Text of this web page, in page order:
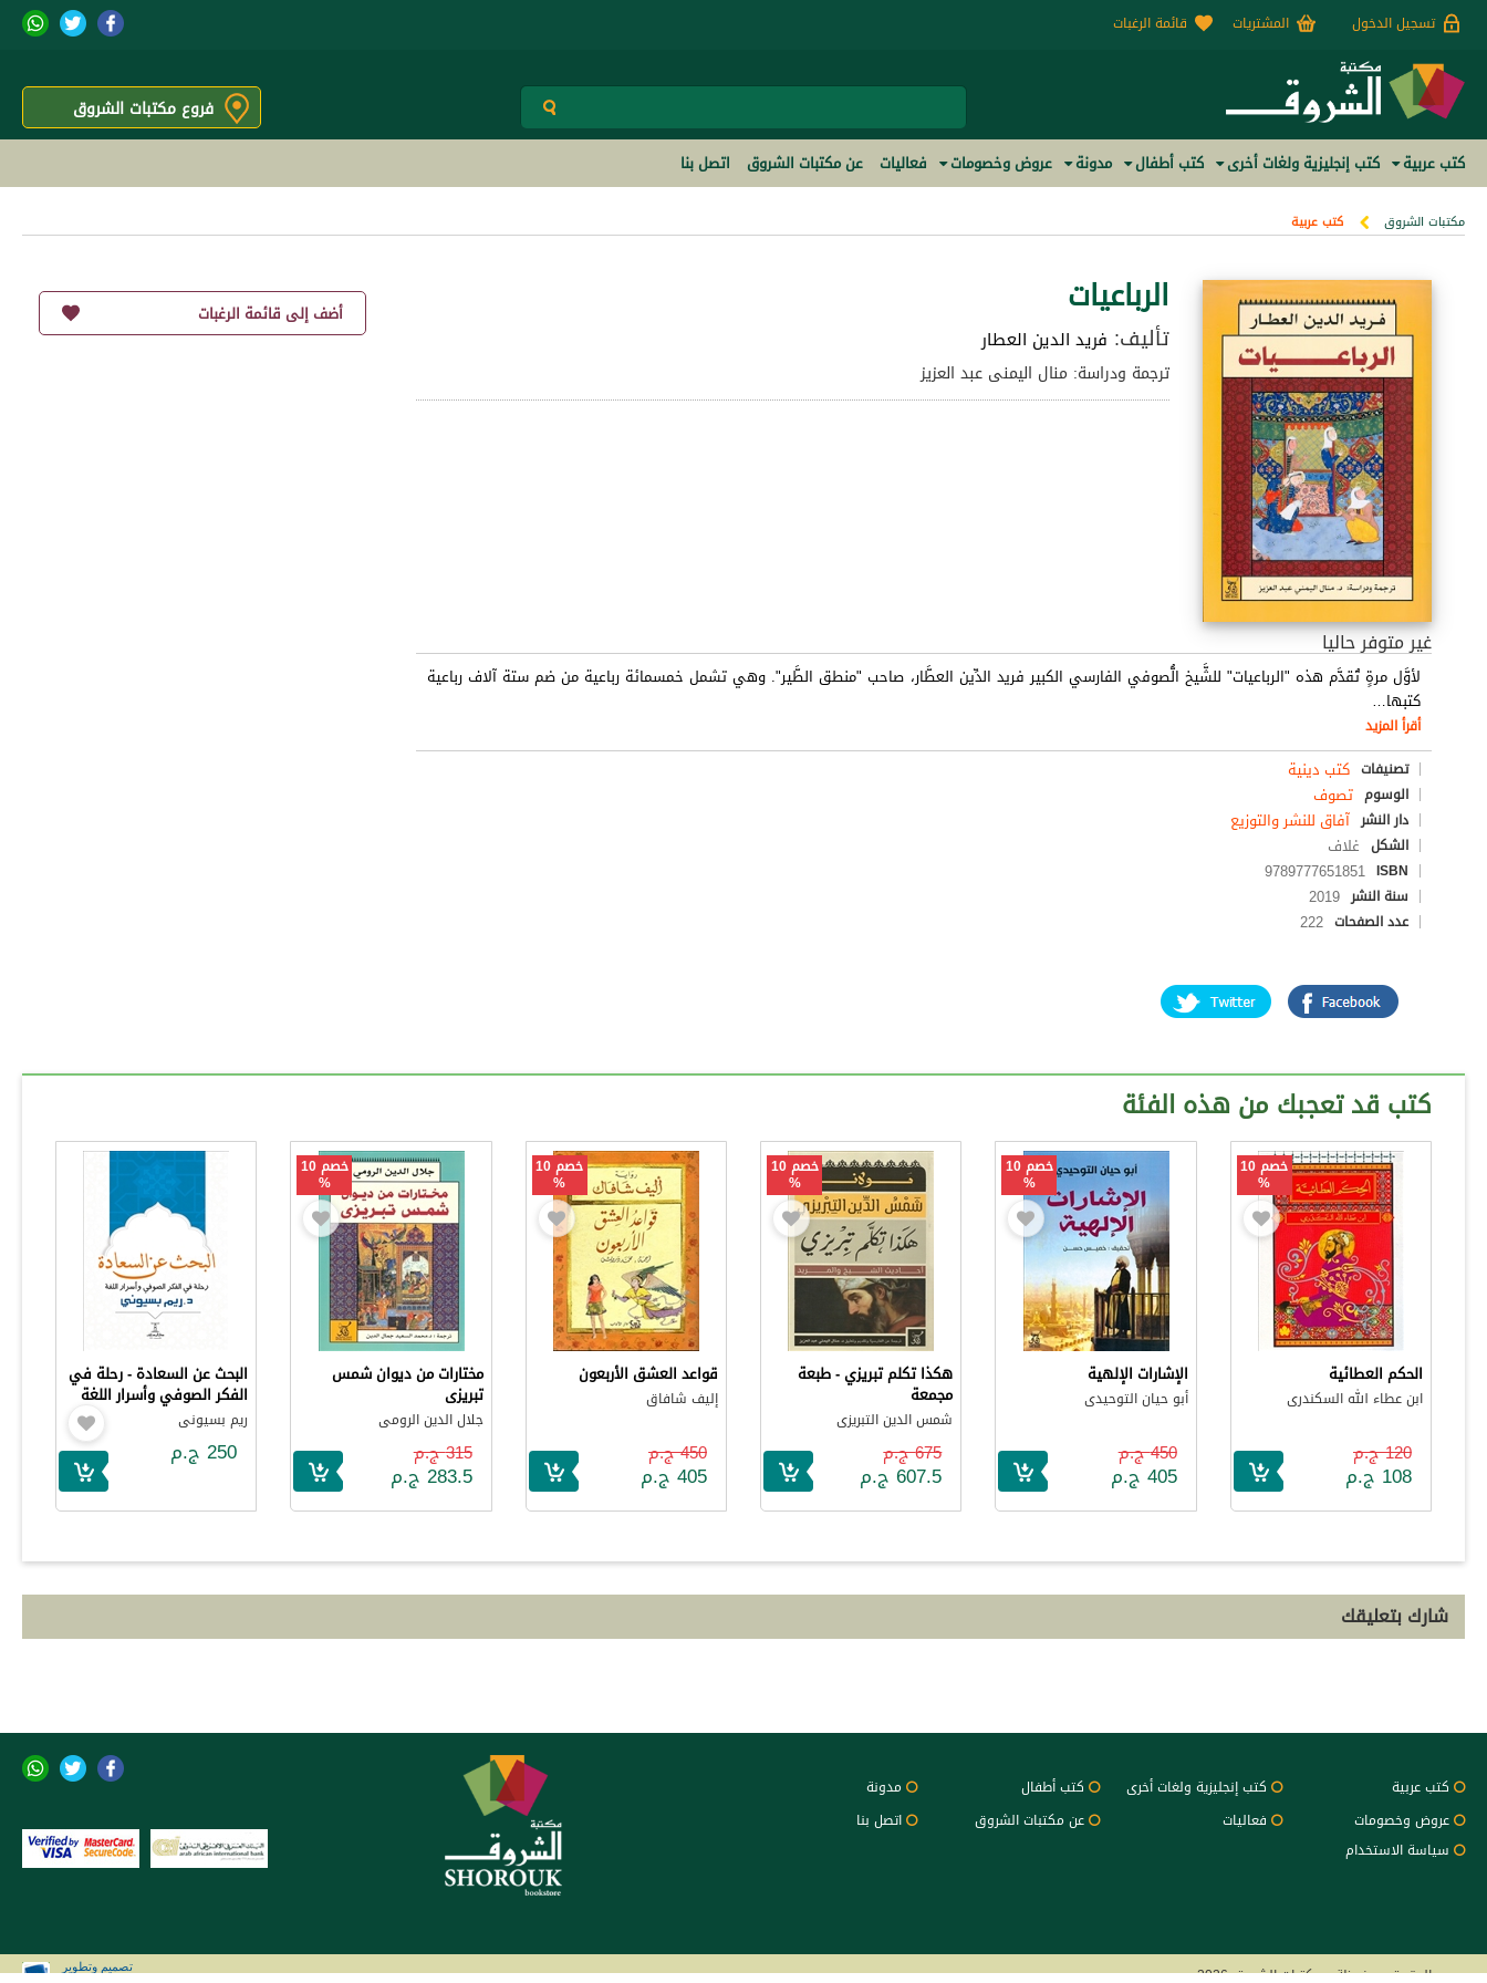
تسجيل الدخول المشتريات قائمة الرغبات
فروع مكتبات الشروق
كتب عربية كتب إنجليزية ولغات أخرى كتب أطفال مدونة عروض وخصومات فعاليات عن مكتبات الشروق اتصل بنا
مكتبات الشروق كتب عربية
الرباعيات
تأليف: فريد الدين العطار
ترجمة ودراسة: منال اليمنى عبد العزيز
غير متوفر حاليا
لأوَّل مرةٍ تُقدَّم هذه "الرباعيات" للشَّيخ الُّصوفي الفارسي الكبير فريد الدِّين العطَّار، صاحب "منطق الطَّير". وهي تشمل خمسمائة رباعية من ضم ستة آلاف رباعية
كتبها…
أقرأ المزيد
تصنيفات كتب دينية
الوسوم تصوف
دار النشر آفاق للنشر والتوزيع
الشكل غلاف
ISBN
9789777651851
سنة النشر 2019
عدد الصفحات 222
أضف إلى قائمة الرغبات
كتب قد تعجبك من هذه الفئة
خصم 10
%
الحكم العطائية
ابن عطاء الله السكندرى
120 ج.م
108 ج.م
خصم 10
%
الإشارات الإلهية
أبو حيان التوحيدى
450 ج.م
405 ج.م
خصم 10
%
هكذا تكلم تبريزي - طبعة
مجمعة
شمس الدين التبريزى
675 ج.م
607.5 ج.م
خصم 10
%
قواعد العشق الأربعون
إليف شافاق
450 ج.م
405 ج.م
خصم 10
%
مختارات من ديوان شمس
تبريزى
جلال الدين الرومى
315 ج.م
283.5 ج.م
البحث عن السعادة - رحلة في
الفكر الصوفي وأسرار اللغة
ريم بسيونى
250 ج.م
شارك بتعليقك
كتب عربية كتب إنجليزية ولغات أخرى كتب أطفال
مدونة
عروض وخصومات
فعاليات عن مكتبات الشروق
اتصل بنا
سياسة الاستخدام
جميع الحقوق محفوظة - مكتبات الشروق 2026
تصميم وتطوير